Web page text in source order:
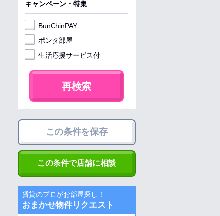
キャンペーン・特集
BunChinPAY
ポンタ部屋
生活応援サービス付
再検索
この条件を保存
この条件で店舗に相談
賃貸のプロがお部屋探し！
おまかせ物件リクエスト